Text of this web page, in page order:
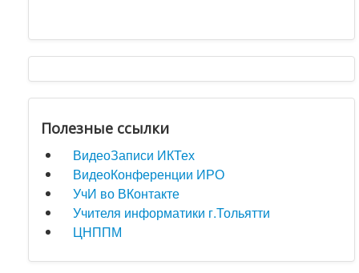
Полезные ссылки
ВидеоЗаписи ИКТех
ВидеоКонференции ИРО
УчИ во ВКонтакте
Учителя информатики г.Тольятти
ЦНППМ